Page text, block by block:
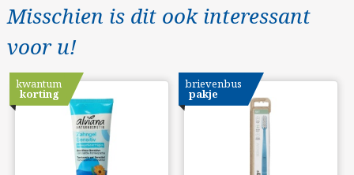
Misschien is dit ook interessant
voor u!
kwantum
korting
brievenbus
pakje